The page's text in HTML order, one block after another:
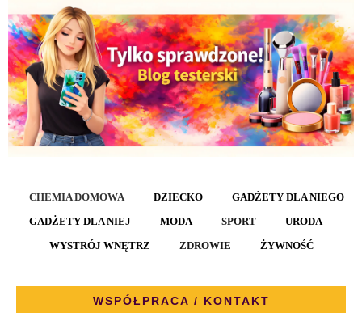
CHEMIA DOMOWA DZIECKO
GADŻETY DLA NIEGO
GADŻETY DLA NIEJ
MODA SPORT
URODA
WYSTRÓJ WNĘTRZ
ZDROWIE ŻYWNOŚĆ
WSPÓŁPRACA / KONTAKT